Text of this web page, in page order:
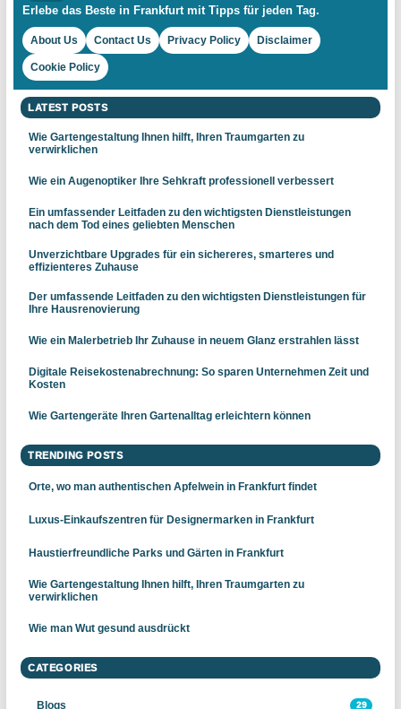
Erlebe das Beste in Frankfurt mit Tipps für jeden Tag.
About Us Contact Us Privacy Policy Disclaimer
Cookie Policy
LATEST POSTS
Wie Gartengestaltung Ihnen hilft, Ihren Traumgarten zu
verwirklichen
Wie ein Augenoptiker Ihre Sehkraft professionell verbessert
Ein umfassender Leitfaden zu den wichtigsten Dienstleistungen
nach dem Tod eines geliebten Menschen
Unverzichtbare Upgrades für ein sichereres, smarteres und
effizienteres Zuhause
Der umfassende Leitfaden zu den wichtigsten Dienstleistungen für
Ihre Hausrenovierung
Wie ein Malerbetrieb Ihr Zuhause in neuem Glanz erstrahlen lässt
Digitale Reisekostenabrechnung: So sparen Unternehmen Zeit und
Kosten
Wie Gartengeräte Ihren Gartenalltag erleichtern können
TRENDING POSTS
Orte, wo man authentischen Apfelwein in Frankfurt findet
Luxus-Einkaufszentren für Designermarken in Frankfurt
Haustierfreundliche Parks und Gärten in Frankfurt
Wie Gartengestaltung Ihnen hilft, Ihren Traumgarten zu
verwirklichen
Wie man Wut gesund ausdrückt
CATEGORIES
Blogs 29